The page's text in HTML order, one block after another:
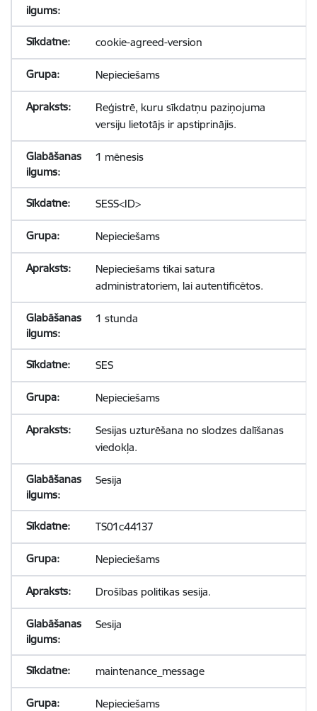
cookie-agreed-version
Nepieciešams
Reģistrē, kuru sīkdatņu paziņojuma
versiju lietotājs ir apstiprinājis.
1 mēnesis
SESS<ID>
Nepieciešams
Nepieciešams tikai satura
administratoriem, lai autentificētos.
1 stunda
SES
Nepieciešams
Sesijas uzturēšana no slodzes dalīšanas
viedokļa.
Sesija
TS01c44137
Nepieciešams
Drošības politikas sesija.
Sesija
maintenance_message
Nepieciešams